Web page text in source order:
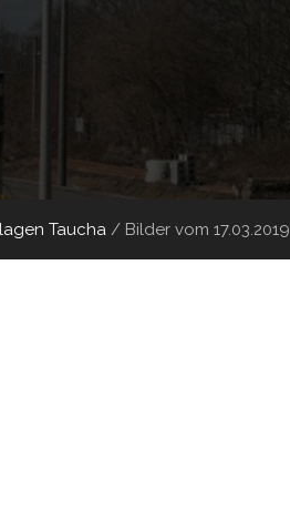
Taucha / Bilder vom 17.03.2019